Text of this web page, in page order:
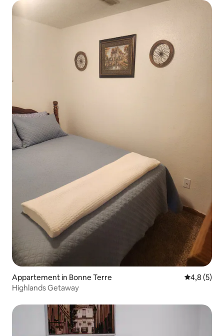
Appartement in Bonne Terre
4,8 (5)
Highlands Getaway